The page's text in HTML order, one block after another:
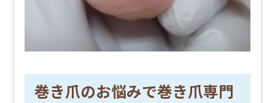
巻き爪のお悩みで巻き爪専門